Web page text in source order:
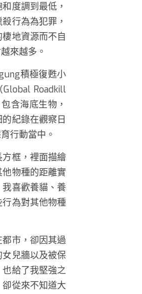
度調到最低，
行為為犯罪，
地資源而不自
來越多。
積極復甦小
Roadkill
含海底生物，
紀錄在觀察日
行動當中。
框，裡面描繪
物種的距離實
喜歡養貓、養
行為對其他物種
市，卻因其過
兒牆以及被保
給了我堅強之
從來不知道大